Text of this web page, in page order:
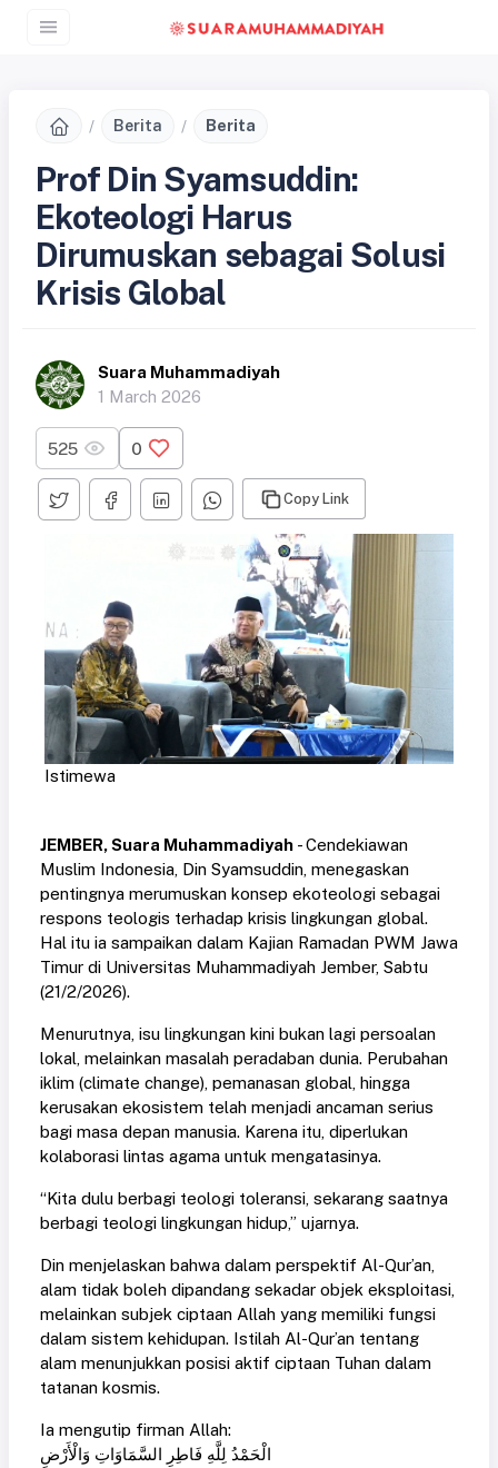
Berita Berita
Prof Din Syamsuddin:
Ekoteologi Harus
Dirumuskan sebagai Solusi
Krisis Global
Suara Muhammadiyah
1 March 2026
525 0
Copy Link
Istimewa
JEMBER, Suara Muhammadiyah - Cendekiawan
Muslim Indonesia, Din Syamsuddin, menegaskan
pentingnya merumuskan konsep ekoteologi sebagai
respons teologis terhadap krisis lingkungan global.
Hal itu ia sampaikan dalam Kajian Ramadan PWM Jawa
Timur di Universitas Muhammadiyah Jember, Sabtu
(21/2/2026).
Menurutnya, isu lingkungan kini bukan lagi persoalan
lokal, melainkan masalah peradaban dunia. Perubahan
iklim (climate change), pemanasan global, hingga
kerusakan ekosistem telah menjadi ancaman serius
bagi masa depan manusia. Karena itu, diperlukan
kolaborasi lintas agama untuk mengatasinya.
“Kita dulu berbagi teologi toleransi, sekarang saatnya
berbagi teologi lingkungan hidup,” ujarnya.
Din menjelaskan bahwa dalam perspektif Al-Qur’an,
alam tidak boleh dipandang sekadar objek eksploitasi,
melainkan subjek ciptaan Allah yang memiliki fungsi
dalam sistem kehidupan. Istilah Al-Qur’an tentang
alam menunjukkan posisi aktif ciptaan Tuhan dalam
tatanan kosmis.
Ia mengutip firman Allah:
الْحَمْدُ لِلَّهِ فَاطِرِ السَّمَاوَاتِ وَالْأَرْضِ